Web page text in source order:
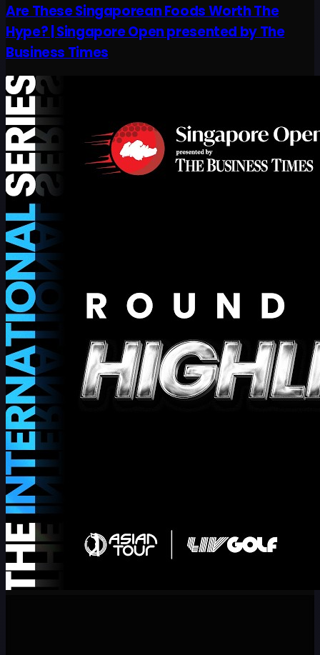
Are These Singaporean Foods Worth The
Hype? | Singapore Open presented by The
Business Times